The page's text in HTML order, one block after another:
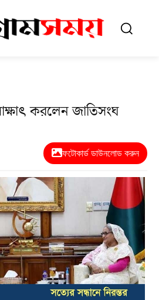
করলেন জাতিসংঘ
ফটোকার্ড ডাউনলোড করুন